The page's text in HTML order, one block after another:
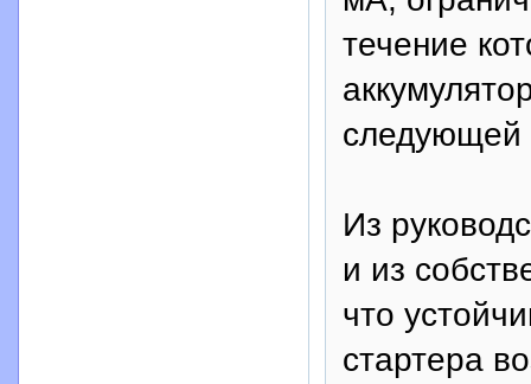
течение
следующей
Из
и из
что
стартера